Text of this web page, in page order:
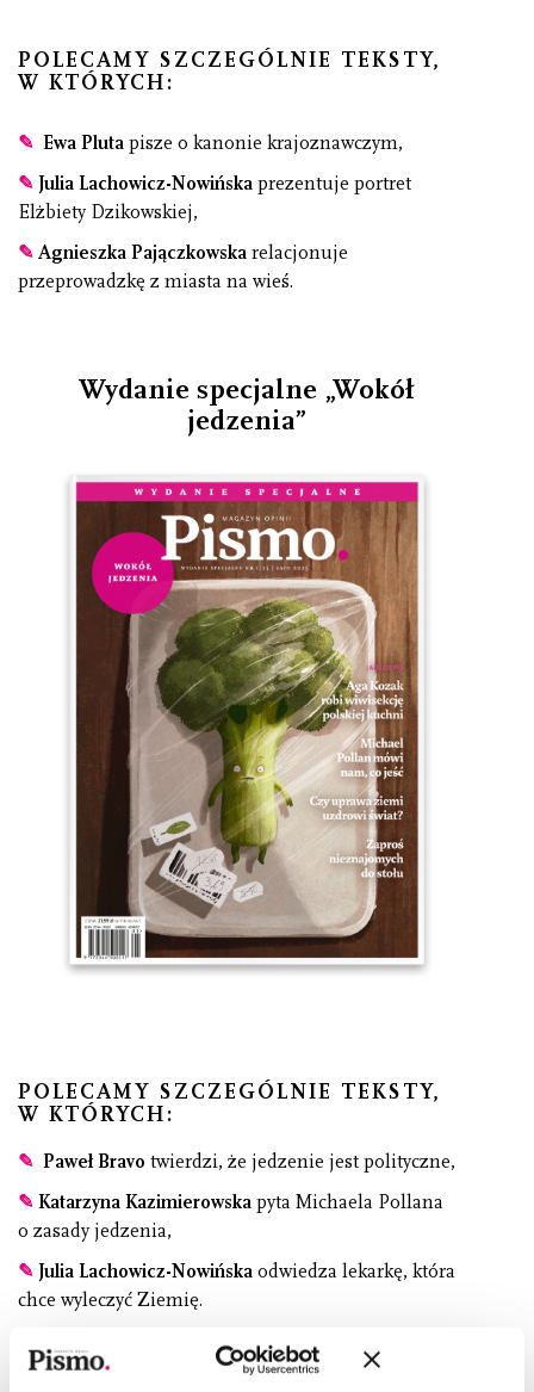
POLECAMY SZCZEGÓLNIE TEKSTY,
W KTÓRYCH:
✎ Ewa Pluta pisze o kanonie krajoznawczym,
✎ Julia Lachowicz-Nowińska prezentuje portret
Elżbiety Dzikowskiej,
✎ Agnieszka Pajączkowska relacjonuje
przeprowadzkę z miasta na wieś.
Wydanie specjalne „Wokół
jedzenia”
POLECAMY SZCZEGÓLNIE TEKSTY,
W KTÓRYCH:
✎ Paweł Bravo twierdzi, że jedzenie jest polityczne,
✎ Katarzyna Kazimierowska pyta Michaela Pollana
o zasady jedzenia,
✎ Julia Lachowicz-Nowińska odwiedza lekarkę, która
chce wyleczyć Ziemię.